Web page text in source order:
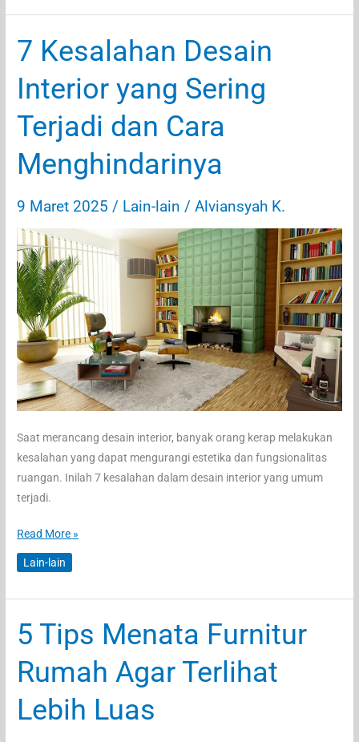
karena
Moneter
7 Kesalahan Desain
Interior yang Sering
Terjadi dan Cara
Menghindarinya
9 Maret 2025/ Lain-lain /Alviansyah K.
Saat merancang desain interior, banyak orang kerap melakukan
kesalahan yang dapat mengurangi estetika dan fungsionalitas
ruangan. Inilah 7 kesalahan dalam desain interior yang umum
terjadi.
7
Kesalahan
Desain
Sering
dan
Menghindarinya
Read More »
Lain-lain
5 Tips Menata Furnitur
Rumah Agar Terlihat
Lebih Luas